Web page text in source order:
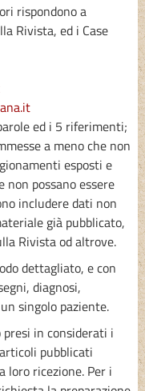
rispondono a
Rivista, ed i Case
ed i 5 riferimenti;
a meno che non
esposti e
possano essere
includere dati non
già pubblicato,
Rivista od altrove.
dettagliato, e con
diagnosi,
singolo paziente.
in considerati i
pubblicati
loro ricezione. Per i